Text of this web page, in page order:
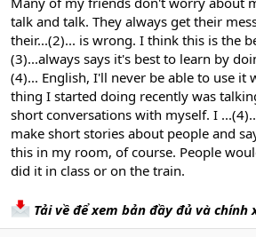
talk and talk. They always get their
their...(2)... is wrong. I think this is the
(3)...always says it's best to learn by
(4)... English, I'll never be able to use it
thing I started doing recently was
short conversations with myself. I
make short stories about people and
this in my room, of course. People
did it in class or on the train.
Tải về để xem bản đầy đủ và chính